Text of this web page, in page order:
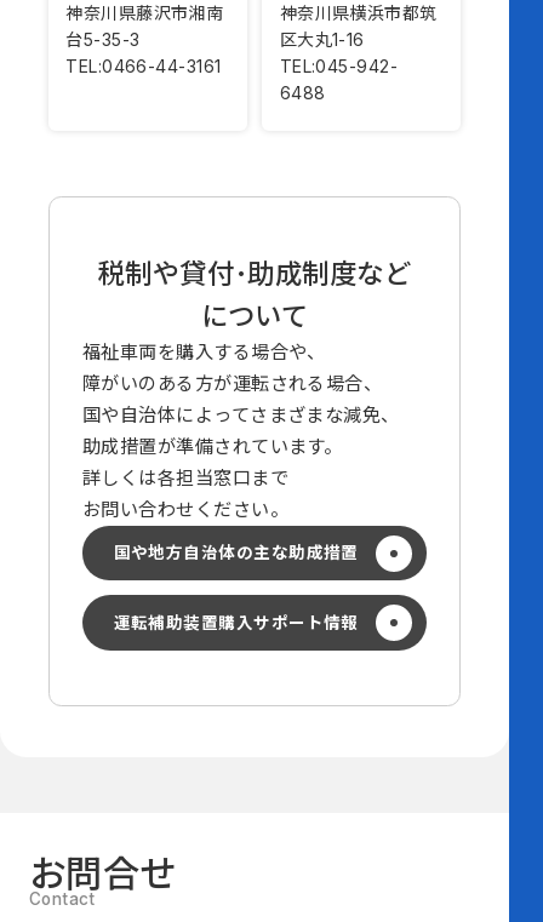
神奈川県藤沢市湘南
台5-35-3
TEL:0466-44-3161
神奈川県横浜市都筑
区大丸1-16
TEL:045-942-
6488
税制や貸付･助成制度など
について
福祉車両を購入する場合や、
障がいのある方が運転される場合、
国や自治体によってさまざまな減免、
助成措置が準備されています。
詳しくは各担当窓口まで
お問い合わせください。
国や地方自治体の主な助成措置
運転補助装置購入サポート情報
お問合せ